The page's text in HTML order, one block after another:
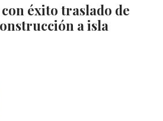
éxito traslado de
a isla